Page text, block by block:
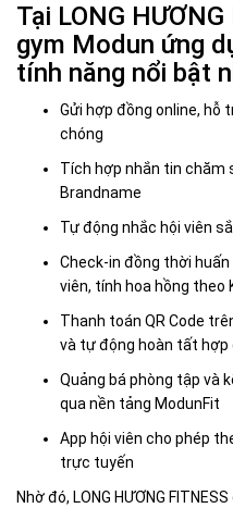
Tại LONG
gym Modun ứng
tính năng nổi bật
Gửi hợp đồng online, hỗ
chóng
Tích hợp nhắn tin chăm
Brandname
Tự động nhắc hội viên
Check-in đồng thời
viên, tính hoa hồng theo
Thanh toán QR Code
và tự động hoàn tất hợp
Quảng bá phòng tập và
qua nền tảng ModunFit
App hội viên cho phép
trực tuyến
Nhờ đó, LONG HƯƠNG